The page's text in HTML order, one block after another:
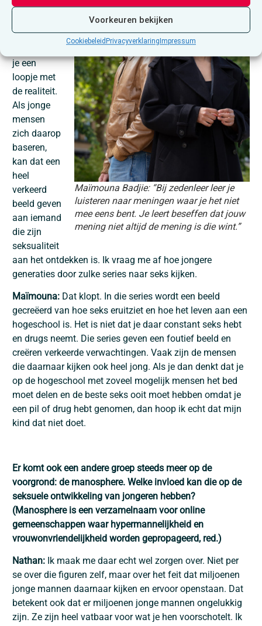
Voorkeuren bekijken
Cookiebeleid Privacyverklaring Impressum
Maïmouna Badjie: “Bij zedenleer leer je
luisteren naar meningen waar je het niet
mee eens bent. Je leert beseffen dat jouw
mening niet altijd de mening is die wint.”
altijd en
beschikbaar
je een
loopje met
de realiteit.
Als jonge
mensen
zich daarop
baseren,
kan dat een
heel
verkeerd
beeld geven
aan iemand
die zijn
seksualiteit
aan het ontdekken is. Ik vraag me af hoe jongere
generaties door zulke series naar seks kijken.
Maïmouna: Dat klopt. In die series wordt een beeld
gecreëerd van hoe seks eruitziet en hoe het leven aan een
hogeschool is. Het is niet dat je daar constant seks hebt
en drugs neemt. Die series geven een foutief beeld en
creëren verkeerde verwachtingen. Vaak zijn de mensen
die daarnaar kijken ook heel jong. Als je dan denkt dat je
op de hogeschool met zoveel mogelijk mensen het bed
moet delen en de beste seks ooit moet hebben omdat je
een pil of drug hebt genomen, dan hoop ik echt dat mijn
kind dat niet doet.
Er komt ook een andere groep steeds meer op de
voorgrond: de manosphere. Welke invloed kan die op de
seksuele ontwikkeling van jongeren hebben?
(Manosphere is een verzamelnaam voor online
gemeenschappen waar hypermannelijkheid en
vrouwonvriendelijkheid worden gepropageerd, red.)
Nathan: Ik maak me daar echt wel zorgen over. Niet per
se over die figuren zelf, maar over het feit dat miljoenen
jonge mannen daarnaar kijken en ervoor openstaan. Dat
betekent ook dat er miljoenen jonge mannen ongelukkig
zijn. Ze zijn heel vatbaar voor wat je hen voorschotelt. Ik